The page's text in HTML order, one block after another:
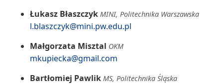
Łukasz Błaszczyk MINI, Politechnika Warszawska
l.blaszczyk@mini.pw.edu.pl
Małgorzata Misztal OKM
mkupiecka@gmail.com
Bartłomiej Pawlik MS, Politechnika Śląska